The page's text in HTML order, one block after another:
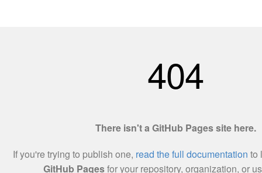
Love World Resources 201303215138(002255457-X)